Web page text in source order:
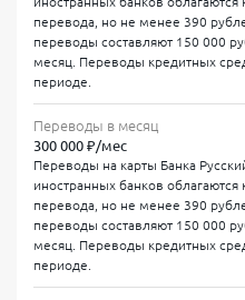
Годовая процентная ставка
Полная стоимость кредита
активного использования
Стоимость обслуживания
при отсутствии
предоставляет 100% скидку
активного использования.
оформлении не
информирование о движении
бесплатно в рамках базового
перевода, но не менее 390
переводы составляют 150 000
месяц. Переводы кредитных
периоде.
Переводы в месяц
300 000 ₽/мес
Переводы на карты Банка
иностранных банков
перевода, но не менее 390
переводы составляют 150 000
месяц. Переводы кредитных
периоде.